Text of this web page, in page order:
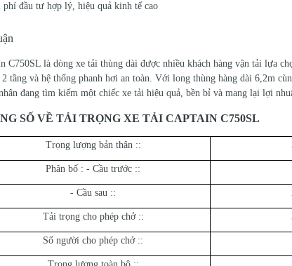
đầu tư hợp lý, hiệu quả kinh tế cao
C750SL là dòng xe tải thùng dài được nhiều khách hàng vận tải lựa
tầng và hệ thống phanh hơi an toàn. Với long thùng hàng dài 6,2m
đang tìm kiếm một chiếc xe tải hiệu quả, bền bỉ và mang lại lợi
SỐ VỀ TẢI TRỌNG XE TẢI CAPTAIN C750SL
Trọng lượng bản thân ::
Phân bố : - Cầu trước ::
- Cầu sau ::
Tải trọng cho phép chở ::
Số người cho phép chở ::